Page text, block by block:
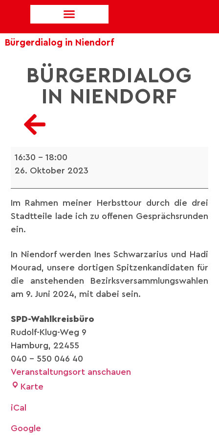
Bürgerdialog in Niendorf
BÜRGERDIALOG
IN NIENDORF
16:30 –18:00
26. Oktober 2023
Im Rahmen meiner Herbsttour durch die drei
Stadtteile lade ich zu offenen Gesprächsrunden
ein.
In Niendorf werden Ines Schwarzarius und Hadi
Mourad, unsere dortigen Spitzenkandidaten für
die anstehenden Bezirksversammlungswahlen
am 9. Juni 2024, mit dabei sein.
SPD-Wahlkreisbüro
Rudolf-Klug-Weg 9
Hamburg, 22455
040 - 550 046 40
Veranstaltungsort anschauen
Karte
iCal
Google